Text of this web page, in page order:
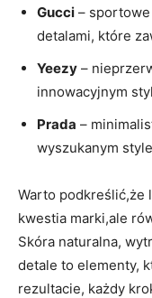
Gucci –
detalami, które
Yeezy –
innowacyjnym
Prada –
wyszukanym
Warto‍ podkreślić,że
kwestia marki,ale
Skóra naturalna,⁣
detale to ⁣elementy,
rezultacie, każdy